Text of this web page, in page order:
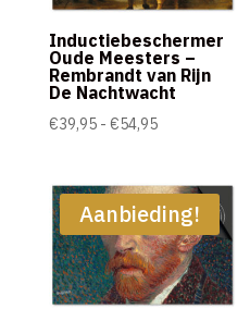
Inductiebeschermer
Oude Meesters –
Rembrandt van Rijn
De Nachtwacht
€39,95 - €54,95Prijsklasse:
€54,95
Aanbieding!